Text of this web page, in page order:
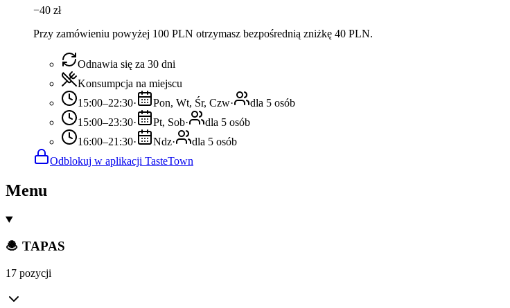
−40 zł
Przy zamówieniu powyżej 100 PLN otrzymasz bezpośrednią zniżkę 40 PLN.
Odnawia się za 30 dni
Konsumpcja na miejscu
15:00–22:30· Pon, Wt, Śr, Czw·
dla 5 osób
15:00–23:30· Pt, Sob·
dla 5 osób
16:00–21:30· Ndz·
dla 5 osób
Odblokuj w aplikacji TasteTown
Menu
🧆 TAPAS
17 pozycji